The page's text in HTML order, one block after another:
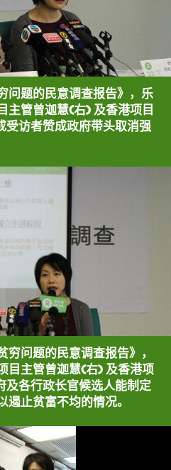
问题的民意调查报告》，乐
主管曾迦慧(右) 及香港项目
访者赞成政府带头取消强
问题的民意调查报告》，
目主管曾迦慧(右) 及香港项
及各行政长官候选人能制定
止贫富不均的情况。